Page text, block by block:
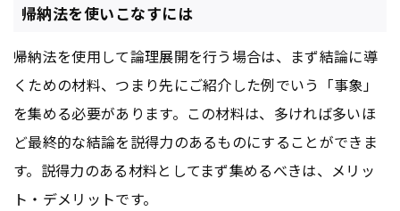
帰納法を使いこなすには
帰納法を使用して論理展開を行う場合は、まず結論に導
くための材料、つまり先にご紹介した例でいう「事象」
を集める必要があります。この材料は、多ければ多いほ
ど最終的な結論を説得力のあるものにすることができま
す。説得力のある材料としてまず集めるべきは、メリッ
ト・デメリットです。